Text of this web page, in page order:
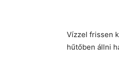
Vízzel frissen
hűtőben állni